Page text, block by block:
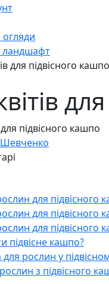
огляди
ландшафт
для підвісного кашпо
Шевченко
для підвісного
для підвісного
для підвісного
підвісне кашпо?
рослин у
з підвісного